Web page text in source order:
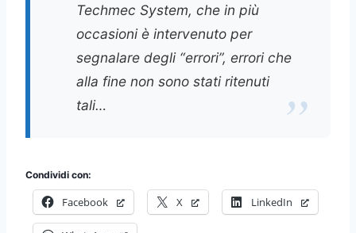
Techmec System, che in più
occasioni è intervenuto per
segnalare degli “errori”, errori che
alla fine non sono stati ritenuti
tali…
Condividi con:
Facebook X LinkedIn